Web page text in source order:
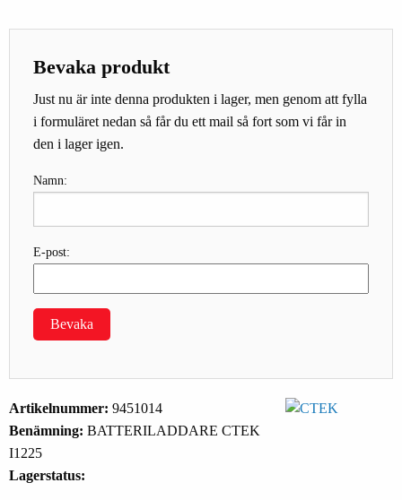
Bevaka produkt
Just nu är inte denna produkten i lager, men genom att fylla
i formuläret nedan så får du ett mail så fort som vi får in
den i lager igen.
Namn:
E-post:
Bevaka
Artikelnummer: 9451014
Benämning: BATTERILADDARE CTEK
I1225
Lagerstatus: